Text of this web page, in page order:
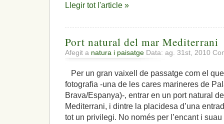
Llegir tot l'article »
Port natural del mar Mediterrani
Afegit a natura i paisatge Data: ag. 31st, 2010
Per un gran vaixell de passatge com el
fotografia -una de les cares marineres de
Brava/Espanya)-, entrar en un port natural
Mediterrani, i dintre la placidesa d’una
tot un privilegi. No només per l’encant i